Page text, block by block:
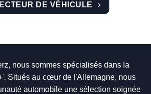
DE VÉHICULE
nous sommes spécialisés dans la
Situés au cœur de l'Allemagne, nous
automobile une sélection soignée